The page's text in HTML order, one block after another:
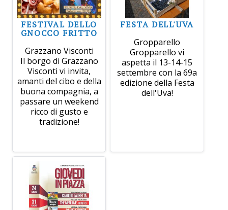
FESTIVAL DELLO
GNOCCO FRITTO
Grazzano Visconti
Il borgo di Grazzano
Visconti vi invita,
amanti del cibo e della
buona compagnia, a
passare un weekend
ricco di gusto e
tradizione!
FESTA DELL'UVA
Gropparello
Gropparello vi
aspetta il 13-14-15
settembre con la 69a
edizione della Festa
dell'Uva!